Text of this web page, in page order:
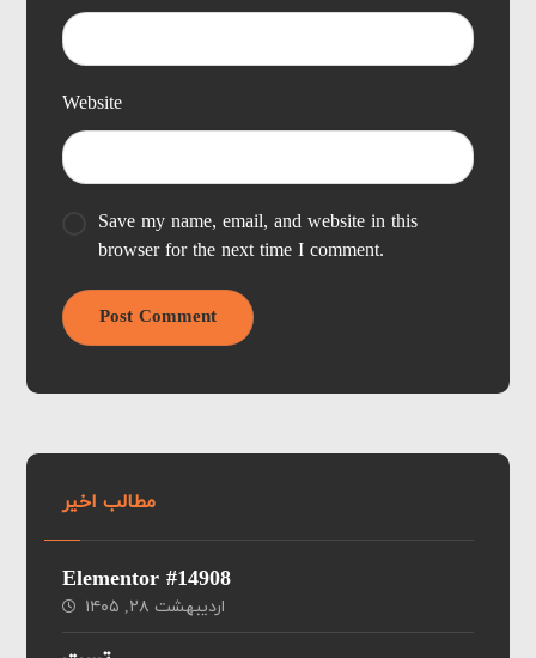
Website
Save my name, email, and website in this
browser for the next time I comment.
Post Comment
مطالب اخیر
Elementor #14908
اردیبهشت ۲۸, ۱۴۰۵